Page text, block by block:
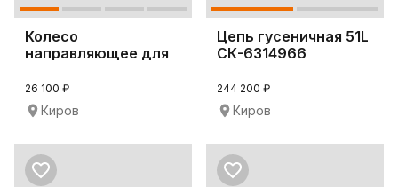
Колесо
направляющее для
3
26 100 ₽
Киров
Цепь гусеничная 51L
СК-6314966
244 200 ₽
Киров